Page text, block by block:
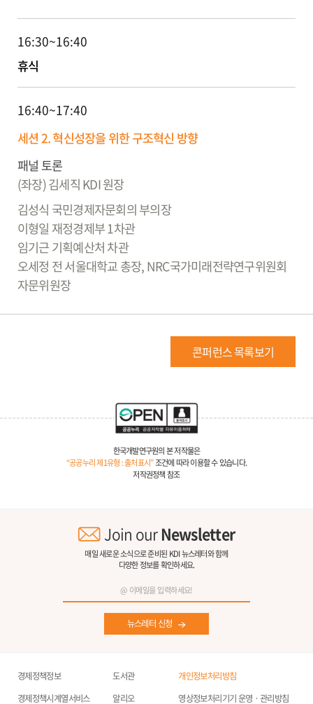
16:30~16:40
휴식
16:40~17:40
세션 2. 혁신성장을 위한 구조혁신 방향
패널 토론
(좌장) 김세직KDI 원장
김성식 국민경제자문회의 부의장
이형일 재정경제부 1차관
임기근기획예산처 차관
오세정 전 서울대학교 총장, NRC국가미래전략연구위원회
자문위원장
콘퍼런스 목록보기
한국개발연구원의 본 저작물은
“공공누리 제1유형 : 출처표시”조건에 따라 이용할 수 있습니다.
저작권정책 참조
Join ourNewsletter
매일 새로운 소식으로 준비된 KDI 뉴스레터와 함께
다양한 정보를 확인하세요.
뉴스레터 신청
경제정책정보
경제정책시계열서비스
도서관
알리오
개인정보처리방침
영상정보처리기기 운영ㆍ관리방침